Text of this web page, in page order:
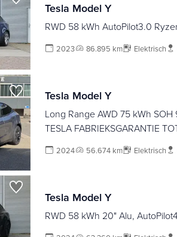
Tesla Model Y
RWD 58 kWh AutoPilot3.0
2023 86.895 km Elektrisch
Tesla Model Y
Long Range AWD 75 kWh SOH
TESLA FABRIEKSGARANTIE
AANDRIJFLIJN TOT 2032 OF
2024 56.674 km Elektrisch
Tesla Model Y
RWD 58 kWh 20" Alu,